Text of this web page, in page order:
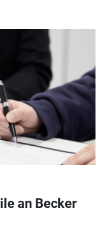
an Becker